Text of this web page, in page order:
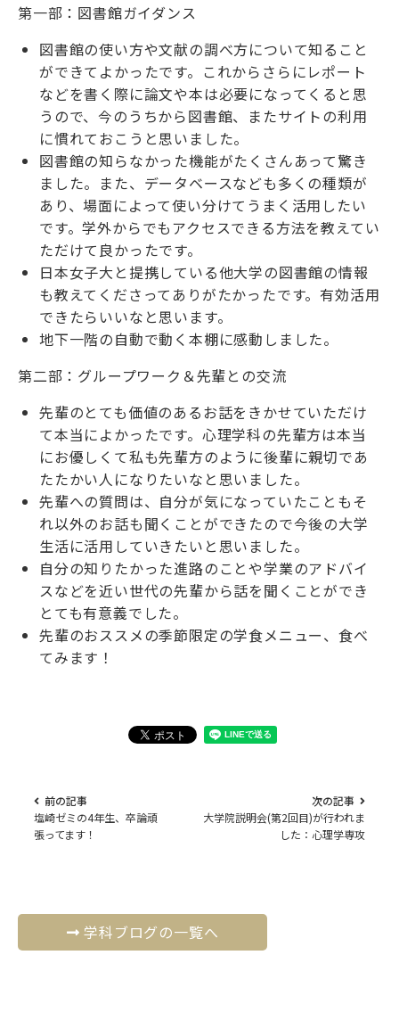
第一部：図書館ガイダンス
図書館の使い方や文献の調べ方について知ること
ができてよかったです。これからさらにレポート
などを書く際に論文や本は必要になってくると思
うので、今のうちから図書館、またサイトの利用
に慣れておこうと思いました。
図書館の知らなかった機能がたくさんあって驚き
ました。また、データベースなども多くの種類が
あり、場面によって使い分けてうまく活用したい
です。学外からでもアクセスできる方法を教えてい
ただけて良かったです。
日本女子大と提携している他大学の図書館の情報
も教えてくださってありがたかったです。有効活用
できたらいいなと思います。
地下一階の自動で動く本棚に感動しました。
第二部：グループワーク＆先輩との交流
先輩のとても価値のあるお話をきかせていただけ
て本当によかったです。心理学科の先輩方は本当
にお優しくて私も先輩方のように後輩に親切であ
たたかい人になりたいなと思いました。
先輩への質問は、自分が気になっていたこともそ
れ以外のお話も聞くことができたので今後の大学
生活に活用していきたいと思いました。
自分の知りたかった進路のことや学業のアドバイ
スなどを近い世代の先輩から話を聞くことができ
とても有意義でした。
先輩のおススメの季節限定の学食メニュー、食べ
てみます！
前の記事
塩崎ゼミの4年生、卒論頑
張ってます！
次の記事
大学院説明会(第2回目)が行われま
した：心理学専攻
学科ブログの一覧へ